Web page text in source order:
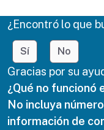
¿Encontró lo que
Sí No
Gracias por su
¿Qué no funcionó
No incluya
información de